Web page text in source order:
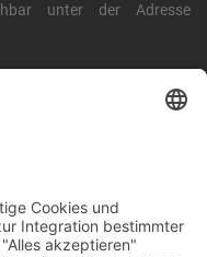
unter der Adresse